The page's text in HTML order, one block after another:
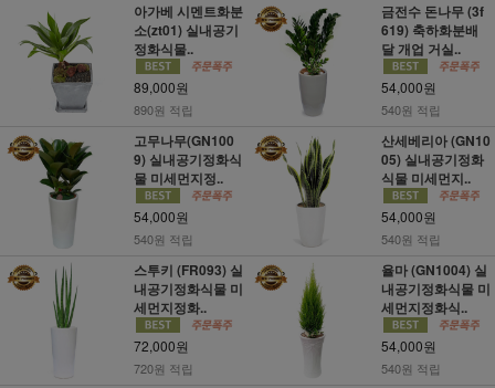
아가베 시멘트화분
소(zt01) 실내공기
정화식물..
89,000원
890원 적립
금전수 돈나무 (3f
619) 축하화분배
달 개업 거실..
54,000원
540원 적립
고무나무(GN100
9) 실내공기정화식
물 미세먼지정..
54,000원
540원 적립
산세베리아 (GN10
05) 실내공기정화
식물 미세먼지..
54,000원
540원 적립
스투키 (FR093) 실
내공기정화식물 미
세먼지정화..
72,000원
720원 적립
율마 (GN1004) 실
내공기정화식물 미
세먼지정화식..
54,000원
540원 적립